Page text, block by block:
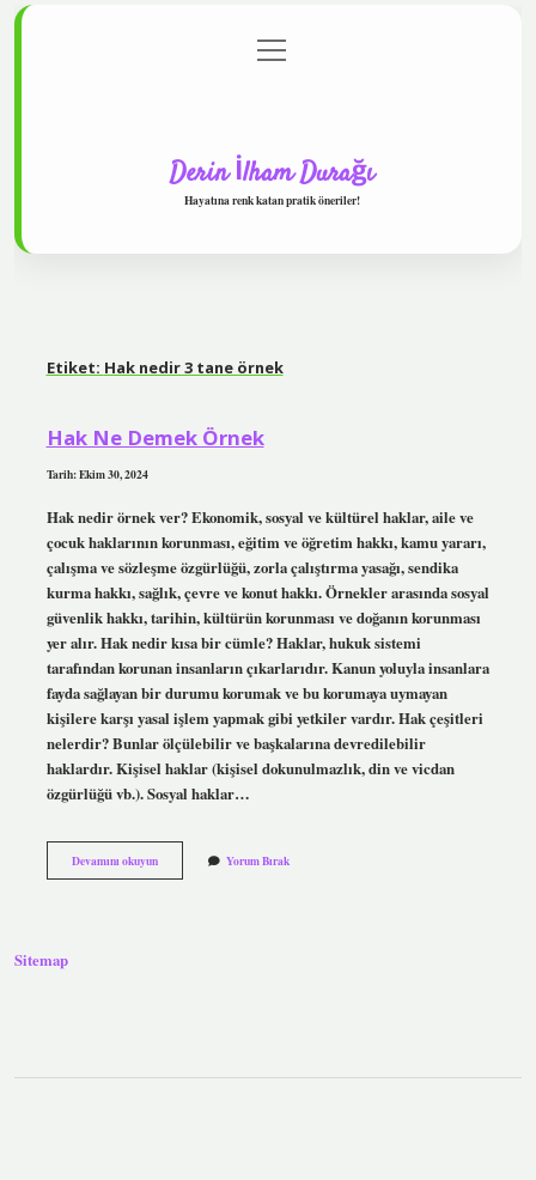
Gizlilik Politikası
menüyü
aç
Derin İlham Durağı
Hayatına renk katan pratik öneriler!
Etiket: Hak nedir 3 tane örnek
Hak Ne Demek Örnek
Tarih: Ekim 30, 2024
Hak nedir örnek ver? Ekonomik, sosyal ve kültürel haklar, aile ve
çocuk haklarının korunması, eğitim ve öğretim hakkı, kamu yararı,
çalışma ve sözleşme özgürlüğü, zorla çalıştırma yasağı, sendika
kurma hakkı, sağlık, çevre ve konut hakkı. Örnekler arasında sosyal
güvenlik hakkı, tarihin, kültürün korunması ve doğanın korunması
yer alır. Hak nedir kısa bir cümle? Haklar, hukuk sistemi
tarafından korunan insanların çıkarlarıdır. Kanun yoluyla insanlara
fayda sağlayan bir durumu korumak ve bu korumaya uymayan
kişilere karşı yasal işlem yapmak gibi yetkiler vardır. Hak çeşitleri
nelerdir? Bunlar ölçülebilir ve başkalarına devredilebilir
haklardır. Kişisel haklar (kişisel dokunulmazlık, din ve vicdan
özgürlüğü vb.). Sosyal haklar…
Devamını okuyunHak
Ne
Yorum Bırak
Sitemap